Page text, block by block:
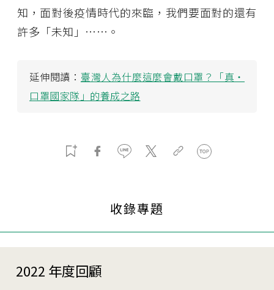
知，面對後疫情時代的來臨，我們要面對的還有
許多「未知」……。
延伸閱讀： 臺灣人為什麼這麼會戴口罩？「真・
口罩國家隊」的養成之路
收錄專題
2022 年度回顧